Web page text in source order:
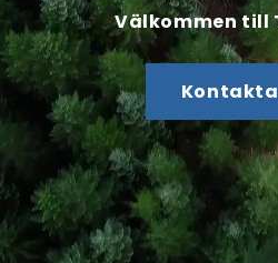
Välkommen till